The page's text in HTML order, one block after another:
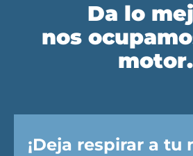
Da lo
nos
motor.
¡Deja respirar a tu